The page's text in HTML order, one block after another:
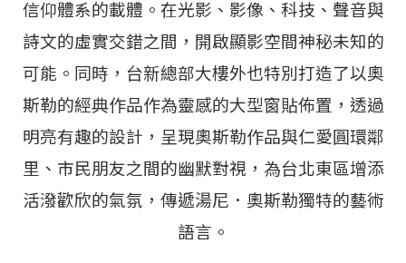
信仰體系的載體。在光影、影像、科技、聲音與
詩文的虛實交錯之間，開啟顯影空間神秘未知的
可能。同時，台新總部大樓外也特別打造了以奧
斯勒的經典作品作為靈感的大型窗貼佈置，透過
明亮有趣的設計，呈現奧斯勒作品與仁愛圓環鄰
里、市民朋友之間的幽默對視，為台北東區增添
活潑歡欣的氣氛，傳遞湯尼．奧斯勒獨特的藝術
語言。